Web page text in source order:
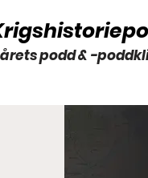
podd & -